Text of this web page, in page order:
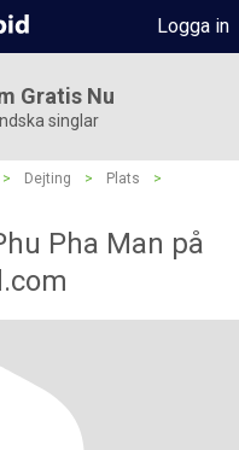
Logga in
Gratis Nu
singlar
> Dejting > Plats
>
Pha Man på